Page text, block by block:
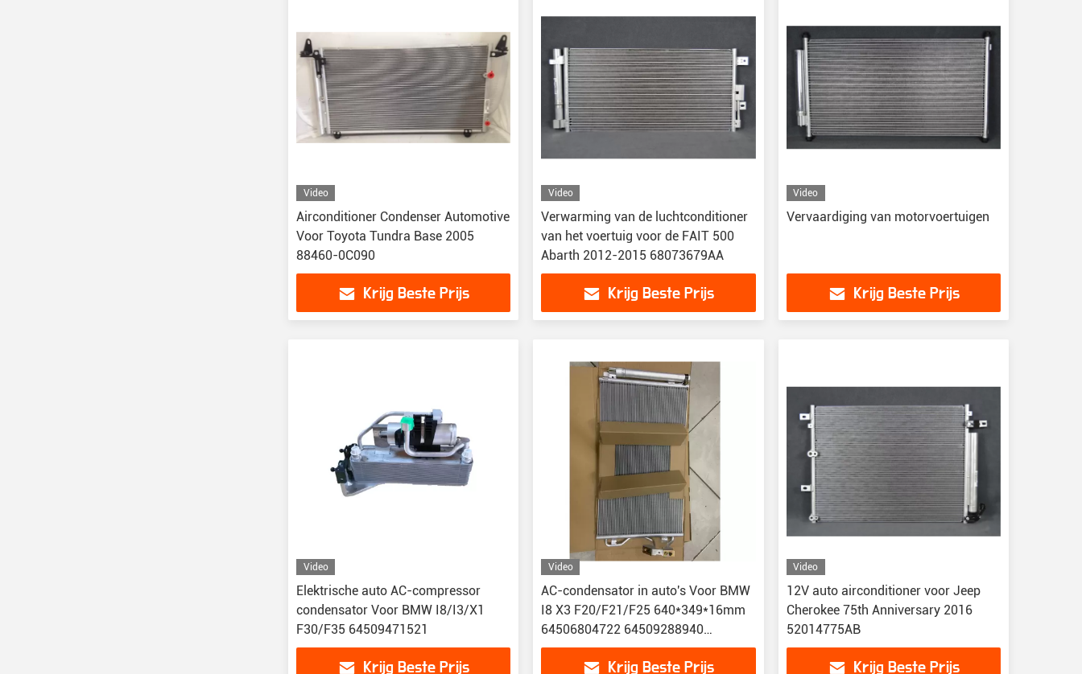
Video
Airconditioner Condenser Automotive
Voor Toyota Tundra Base 2005
88460-0C090
Krijg Beste Prijs
Video
Verwarming van de luchtconditioner
van het voertuig voor de FAIT 500
Abarth 2012-2015 68073679AA
Krijg Beste Prijs
Video
Vervaardiging van motorvoertuigen
Krijg Beste Prijs
Video
Elektrische auto AC-compressor
condensator Voor BMW I8/I3/X1
F30/F35 64509471521
Krijg Beste Prijs
Video
AC-condensator in auto's Voor BMW
I8 X3 F20/F21/F25 640*349*16mm
64506804722 64509288940
64509335362
Krijg Beste Prijs
Video
12V auto airconditioner voor Jeep
Cherokee 75th Anniversary 2016
52014775AB
Krijg Beste Prijs